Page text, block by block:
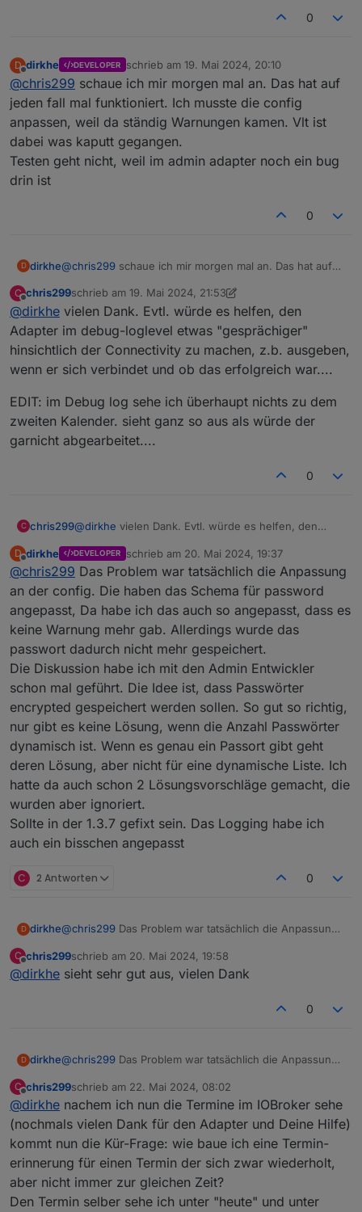
0
D
Offline
dirkhe DEVELOPER schrieb am 19. Mai 2024, 20:10
zuletzt editiert von
@chris299 schaue ich mir morgen mal an. Das hat auf
jeden fall mal funktioniert. Ich musste die config
anpassen, weil da ständig Warnungen kamen. Vlt ist
dabei was kaputt gegangen.
Testen geht nicht, weil im admin adapter noch ein bug
drin ist
0
D dirkhe@chris299 schaue ich mir morgen mal an. Das hat auf
anpassen, weil da ständig Warnungen kamen. Vlt ist
dabei was kaputt gegangen.
Testen geht nicht, weil im admin adapter noch ein bug
drin ist
C
Offline
chris299schrieb am 19. Mai 2024, 21:53
zuletzt editiert von chris299
@dirkhe vielen Dank. Evtl. würde es helfen, den
Adapter im debug-loglevel etwas "gesprächiger"
hinsichtlich der Connectivity zu machen, z.b. ausgeben,
wenn er sich verbindet und ob das erfolgreich war....
EDIT: im Debug log sehe ich überhaupt nichts zu dem
zweiten Kalender. sieht ganz so aus als würde der
garnicht abgearbeitet....
0
C chris299@dirkhe vielen Dank. Evtl. würde es helfen, den
hinsichtlich der Connectivity zu machen, z.b.
ausgeben, wenn er sich verbindet und ob das
erfolgreich war....
EDIT: im Debug log sehe ich überhaupt nichts zu dem
zweiten Kalender. sieht ganz so aus als würde der
garnicht abgearbeitet....
D
Offline
dirkhe DEVELOPER schrieb am 20. Mai 2024, 19:37
zuletzt editiert von
@chris299 Das Problem war tatsächlich die Anpassung
an der config. Die haben das Schema für password
angepasst, Da habe ich das auch so angepasst, dass es
keine Warnung mehr gab. Allerdings wurde das
passwort dadurch nicht mehr gespeichert.
Die Diskussion habe ich mit den Admin Entwickler
schon mal geführt. Die Idee ist, dass Passwörter
encrypted gespeichert werden sollen. So gut so richtig,
nur gibt es keine Lösung, wenn die Anzahl Passwörter
dynamisch ist. Wenn es genau ein Passort gibt geht
deren Lösung, aber nicht für eine dynamische Liste. Ich
hatte da auch schon 2 Lösungsvorschläge gemacht, die
wurden aber ignoriert.
Sollte in der 1.3.7 gefixt sein. Das Logging habe ich
auch ein bisschen angepasst
C 2 Antworten 0
D dirkhe@chris299 Das Problem war tatsächlich die Anpassung
angepasst, Da habe ich das auch so angepasst, dass es
keine Warnung mehr gab. Allerdings wurde das
Die Diskussion habe ich mit den Admin Entwickler schon
ist. Wenn es genau ein Passort gibt geht deren Lösung,
aber nicht für eine dynamische Liste. Ich hatte da auch
schon 2 Lösungsvorschläge gemacht, die wurden aber
ignoriert.
Sollte in der 1.3.7 gefixt sein. Das Logging habe ich auch
ein bisschen angepasst
C
Offline
chris299schrieb am 20. Mai 2024, 19:58
zuletzt editiert von
@dirkhe sieht sehr gut aus, vielen Dank
0
D dirkhe@chris299 Das Problem war tatsächlich die Anpassung
angepasst, Da habe ich das auch so angepasst, dass es
keine Warnung mehr gab. Allerdings wurde das
passwort dadurch nicht mehr gespeichert.
Die Diskussion habe ich mit den Admin Entwickler schon
mal geführt. Die Idee ist, dass Passwörter encrypted
gespeichert werden sollen. So gut so richtig, nur gibt es
keine Lösung, wenn die Anzahl Passwörter dynamisch
ist. Wenn es genau ein Passort gibt geht deren Lösung,
C
Offline
chris299schrieb am 22. Mai 2024, 08:02
zuletzt editiert von
@dirkhe nachem ich nun die Termine im IOBroker sehe
(nochmals vielen Dank für den Adapter und Deine Hilfe)
kommt nun die Kür-Frage: wie baue ich eine Termin-
erinnerung für einen Termin der sich zwar wiederholt,
aber nicht immer zur gleichen Zeit?
Den Termin selber sehe ich unter "heute" und unter